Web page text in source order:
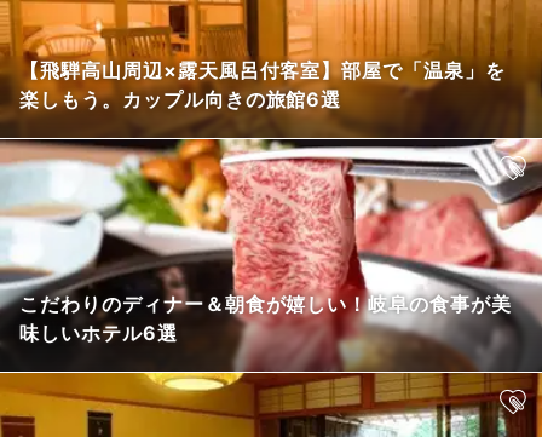
【飛騨高山周辺×露天風呂付客室】部屋で「温泉」を
楽しもう。カップル向きの旅館6選
こだわりのディナー＆朝食が嬉しい！岐阜の食事が美
味しいホテル6選